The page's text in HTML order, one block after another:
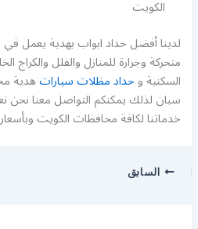
الكويت
لدينا أفضل حداد ابواب بهدية يعمل
متحركة وجرارة للمنازل والفلل والكراج
السكنية وحداد مظلات سياراتهدية
خدماتنا لكافة محافظات الكويت
السابق